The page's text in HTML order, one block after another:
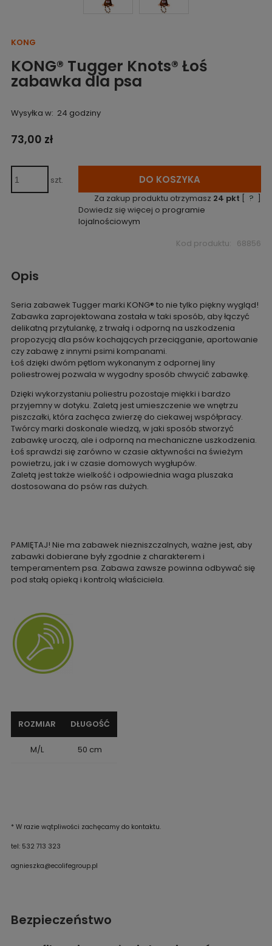
KONG
KONG® Tugger Knots® Łoś
zabawka dla psa
Wysyłka w: 24 godziny
73,00 zł
szt. DO KOSZYKA
Za zakup produktu otrzymasz 24 pkt [ ? ]
Dowiedz się więcej o programie
lojalnościowym
Kod produktu: 68856
Opis
Seria zabawek Tugger marki KONG® to nie tylko piękny wygląd!
Zabawka zaprojektowana została w taki sposób, aby łączyć
delikatną przytulankę, z trwałą i odporną na uszkodzenia
propozycją dla psów kochających przeciąganie, aportowanie
czy zabawę z innymi psimi kompanami.
Łoś dzięki dwóm pętlom wykonanym z odpornej liny
poliestrowej pozwala w wygodny sposób chwycić zabawkę.
Dzięki wykorzystaniu poliestru pozostaje miękki i bardzo
przyjemny w dotyku. Zaletą jest umieszczenie we wnętrzu
piszczałki, która zachęca zwierzę do ciekawej współpracy.
Twórcy marki doskonale wiedzą, w jaki sposób stworzyć
zabawkę uroczą, ale i odporną na mechaniczne uszkodzenia.
Łoś sprawdzi się zarówno w czasie aktywności na świeżym
powietrzu, jak i w czasie domowych wygłupów.
Zaletą jest także wielkość i odpowiednia waga pluszaka
dostosowana do psów ras dużych.
PAMIĘTAJ! Nie ma zabawek niezniszczalnych, ważne jest, aby
zabawki dobierane były zgodnie z charakterem i
temperamentem psa. Zabawa zawsze powinna odbywać się
pod stałą opieką i kontrolą właściciela.
ROZMIAR DŁUGOŚĆ
M/L 50 cm
* W razie wątpliwości zachęcamy do kontaktu.
tel: 532 713 323
agnieszka@ecolifegroup.pl
Bezpieczeństwo